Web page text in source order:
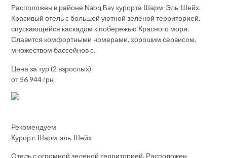
Расположен в районе Nabq Bay курорта Шарм-Эль-Шейх.
Красивый отель с большой уютной зеленой территорией,
спускающейся каскадом к побережью Красного моря.
Славится комфортными номерами, хорошим сервисом,
множеством бассейнов с.
Цена за тур (2 взрослых)
от 56 944 грн
Рекомендуем
Курорт: Шарм-эль-Шейх
Отель с огромной зеленой территорией. Расположен